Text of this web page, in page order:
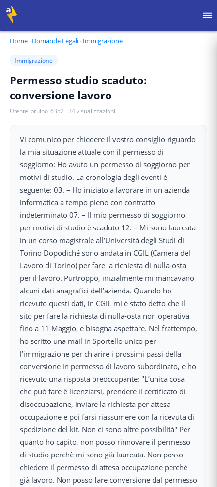
Home · Domande Legali · Immigrazione
Immigrazione
Permesso studio scaduto:
conversione lavoro
Utente_bruino_6352 · 34visualizzazioni
Vi comunico per chiedere il vostro consiglio riguardo
la mia situazione attuale con il permesso di
soggiorno: Ho avuto un permesso di soggiorno per
motivi di studio. La cronologia degli eventi è
seguente: 03. – Ho iniziato a lavorare in un azienda
informatica a tempo pieno con contratto
indeterminato 07. – Il mio permesso di soggiorno
per motivi di studio è scaduto 12. – Mi sono laureata
in un corso magistrale all’Università degli Studi di
Torino Dopodiché sono andata in CGIL (Camera del
Lavoro di Torino) per fare la richiesta di nulla-osta
per il lavoro. Purtroppo, inizialmente mi mancavano
alcuni dati anagrafici dell’azienda. Quando ho
ricevuto questi dati, in CGIL mi è stato detto che il
sito per fare la richiesta di nulla-osta non operativa
fino a 11 Maggio, e bisogna aspettare. Nel frattempo,
ho scritto una mail in Sportello unico per
l’immigrazione per chiarire i prossimi passi della
conversione in permesso di lavoro subordinato, e ho
ricevuto una risposta preoccupante: "L’unica cosa
che può fare è licenziarsi, prendere il certificato di
disoccupazione, inviare la richiesta per attesa
occupazione e poi farsi riassumere con la ricevuta di
spedizione del kit. Non ci sono altre possibilità" Per
quanto ho capito, non posso rinnovare il permesso
di studio perchè mi sono già laureata. Non posso
chiedere il permesso di attesa occupazione perchè
già lavoro. Non posso fare conversione dal permesso